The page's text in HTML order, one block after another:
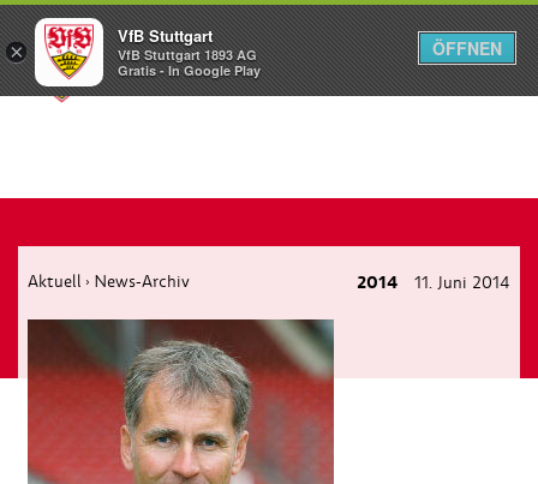
Menü
Aktuell › News-Archiv 2014 11. Juni 2014
×
VfB Stuttgart
VfB Stuttgart 1893 AG
Gratis - In Google Play
ÖFFNEN